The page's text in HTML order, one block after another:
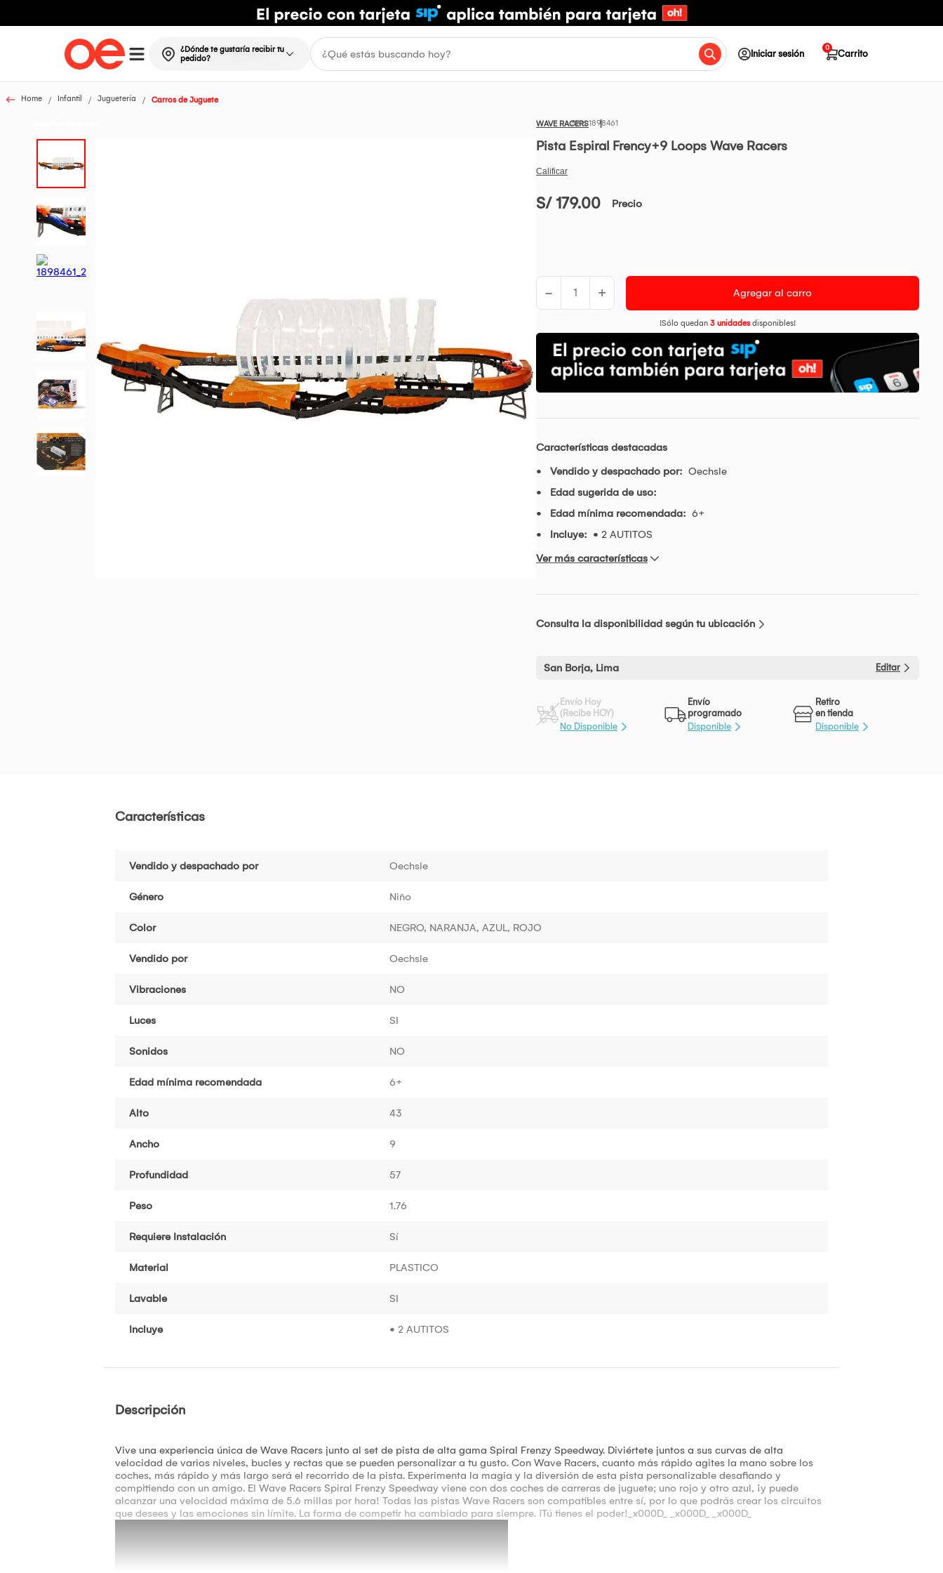
¿Dónde te gustaría recibir tu
pedido?
Iniciar sesión Carrito
0
Home Infantil Juguetería Carros de Juguete
WAVE RACERS1898461
Pista Espiral Frency+9 Loops Wave Racers
S/ 179.00 Precio
- + Agregar al carro
¡Sólo quedan 3 unidadesdisponibles!
Características destacadas
Vendido y despachado por: Oechsle
Edad sugerida de uso:
Edad mínima recomendada: 6+
Incluye: • 2 AUTITOS
Ver más características
Consulta la disponibilidad según tu ubicación
San Borja, Lima Editar
Envío Hoy
(Recibe HOY)
No Disponible
Envío
programado
Disponible
Retiro
en tienda
Disponible
Características
Vendido y despachado por Oechsle
Género Niño
Color NEGRO, NARANJA, AZUL, ROJO
Vendido por Oechsle
Vibraciones NO
Luces SI
Sonidos NO
Edad mínima recomendada 6+
Alto 43
Ancho 9
Profundidad 57
Peso 1.76
Requiere Instalación Sí
Material PLASTICO
Lavable SI
Incluye • 2 AUTITOS
Descripción
Vive una experiencia única de Wave Racers junto al set de pista de alta gama Spiral Frenzy Speedway. Diviértete juntos a sus curvas de alta
velocidad de varios niveles, bucles y rectas que se pueden personalizar a tu gusto. Con Wave Racers, cuanto más rápido agites la mano sobre los
coches, más rápido y más largo será el recorrido de la pista. Experimenta la magia y la diversión de esta pista personalizable desafiando y
compitiendo con un amigo. El Wave Racers Spiral Frenzy Speedway viene con dos coches de carreras de juguete; uno rojo y otro azul, ¡y puede
alcanzar una velocidad máxima de 5.6 millas por hora! Todas las pistas Wave Racers son compatibles entre sí, por lo que podrás crear los circuitos
que desees y las emociones sin límite. La forma de competir ha cambiado para siempre. ¡Tú tienes el poder!_x000D_ _x000D_ _x000D_